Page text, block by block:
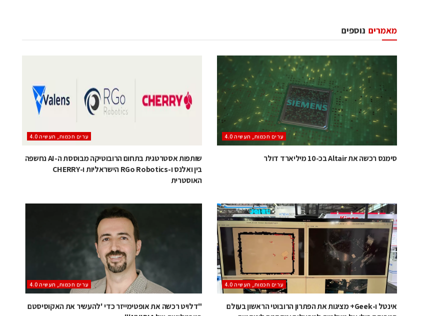
נוספים מאמרים
ערים חכמות, תעשיה 4.0
סימנס רכשה את Altair בכ-10 מיליארד דולר
ערים חכמות, תעשיה 4.0
שותפות אסטרטגית בתחום הרובוטיקה מבוססת ה-AI נחשפה
בין ואלנס ו-RGo Robotics הישראליות ו-CHERRY
האוסטרית
ערים חכמות, תעשיה 4.0
אינטל ו-Geek+ מציגות את הפתרון הרובוטי הראשון בעולם
ערים חכמות, תעשיה 4.0
"דלויט רכשה את אופטימייזר כדי 'להעשיר את האקוסיסטם